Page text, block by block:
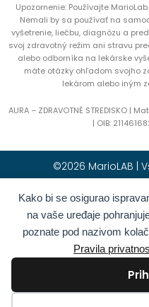
Kako bi se osigurao
na vaše uređaje
poznate pod nazivom
Pravila
Upozornenie: Používajte
Nemali by sa používať na
vyšetrenie, liečbu, diagnózu a
svoj zdravotný režim ani stravu
alebo odborníka na lekárske
máte otázky ohľadom svojho
lekárom alebo iným
AURA – ZDRAVOTNÉ STREDISKO |
| OIB:
©2026 MarioLAB |
Hrvatski(
Deutsch (
Română(
Български(Bulharčina